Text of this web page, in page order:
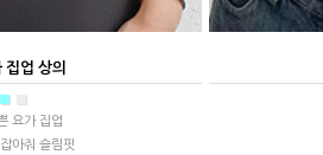
집업 상의
■ ■
요가 집업
아줘 슬림핏